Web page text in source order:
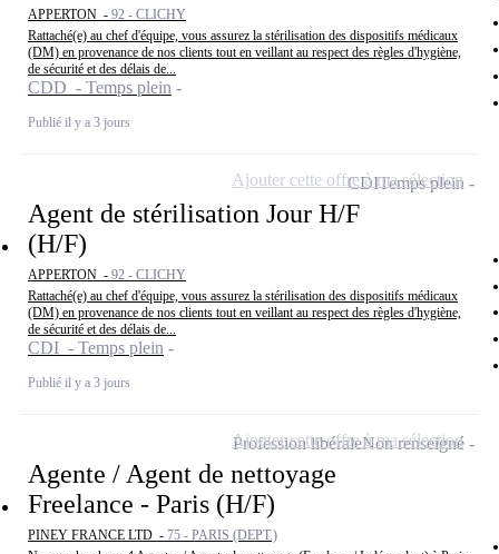
APPERTON - 92 - CLICHY
Rattaché(e) au chef d'équipe, vous assurez la stérilisation des dispositifs médicaux
(DM) en provenance de nos clients tout en veillant au respect des règles d'hygiène,
de sécurité et des délais de...
CDD - Temps plein
Publié il y a 3 jours
Agent de stérilisation Jour H/F
(H/F)
APPERTON - 92 - CLICHY
Rattaché(e) au chef d'équipe, vous assurez la stérilisation des dispositifs médicaux
(DM) en provenance de nos clients tout en veillant au respect des règles d'hygiène,
de sécurité et des délais de...
CDI - Temps plein
Publié il y a 3 jours
CDITemps plein
Ajouter cette offre à ma sélection
Agente / Agent de nettoyage
Freelance - Paris (H/F)
PINEY FRANCE LTD - 75 - PARIS (DEPT.)
Profession libéraleNon renseigné
Ajouter cette offre à ma sélection